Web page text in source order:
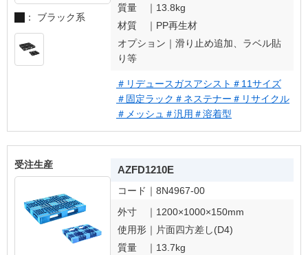
： ブラック系
質量 ｜ 13.8kg
材質 ｜ PP再生材
オプション｜ 滑り止め追加、ラベル貼
り等
＃リデュースガスアシスト ＃11サイズ
＃固定ラック ＃ネステナー ＃リサイクル
＃メッシュ ＃汎用 ＃溶着型
受注生産 AZFD1210E
コード｜ 8N4967-00
外寸 ｜ 1200×1000×150mm
使用形｜ 片面四方差し(D4)
質量 ｜ 13.7kg